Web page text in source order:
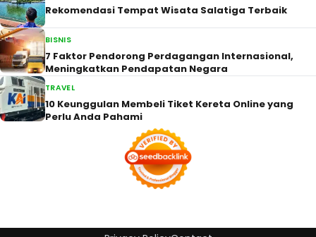
Rekomendasi Tempat Wisata Salatiga Terbaik
BISNIS
7 Faktor Pendorong Perdagangan Internasional,
Meningkatkan Pendapatan Negara
TRAVEL
10 Keunggulan Membeli Tiket Kereta Online yang
Perlu Anda Pahami